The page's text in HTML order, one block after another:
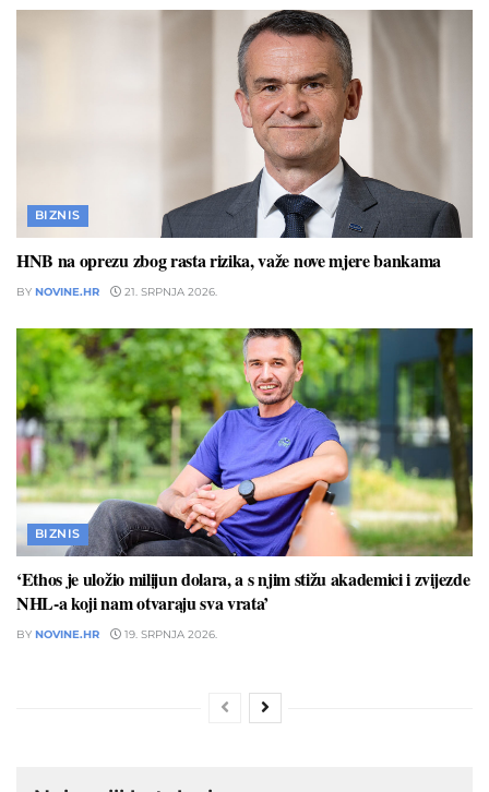
BIZNIS
HNB na oprezu zbog rasta rizika, važe nove mjere bankama
BY NOVINE.HR 21. SRPNJA 2026.
BIZNIS
‘Ethos je uložio milijun dolara, a s njim stižu akademici i zvijezde
NHL-a koji nam otvaraju sva vrata’
BY NOVINE.HR 19. SRPNJA 2026.